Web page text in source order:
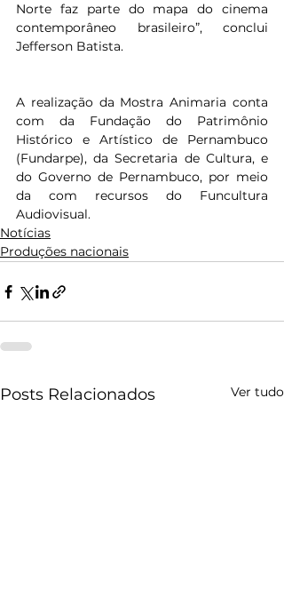
Norte faz parte do mapa do cinema
contemporâneo brasileiro”, conclui
Jefferson Batista.
A realização da Mostra Animaria conta
com da Fundação do Patrimônio
Histórico e Artístico de Pernambuco
(Fundarpe), da Secretaria de Cultura, e
do Governo de Pernambuco, por meio
da com recursos do Funcultura
Audiovisual.
Notícias
Produções nacionais
Posts Relacionados Ver tudo